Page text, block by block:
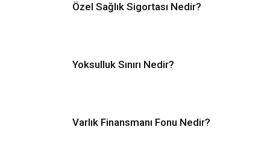
Özel Sağlık Sigortası Nedir?
Yoksulluk Sınırı Nedir?
Varlık Finansmanı Fonu Nedir?